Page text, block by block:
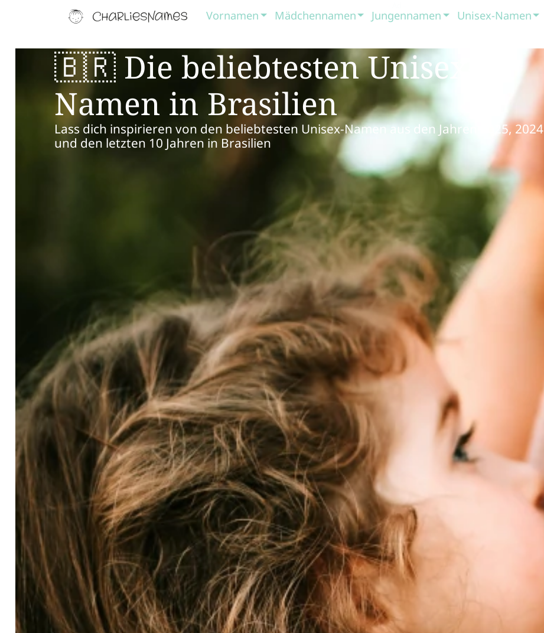
Vornamen Mädchennamen Jungennamen Unisex-Namen
🇧🇷 Die beliebtesten Unisex-
Namen in Brasilien
Lass dich inspirieren von den beliebtesten Unisex-Namen aus den Jahren 2025, 2024
und den letzten 10 Jahren in Brasilien